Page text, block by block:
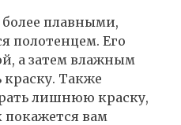
плавными,
полотенцем. Его
а затем влажным
краску. Также
лишнюю краску,
покажется вам